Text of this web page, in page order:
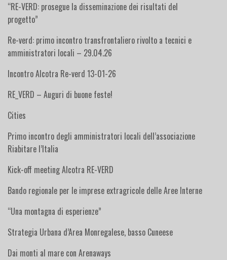
“RE-VERD: prosegue la disseminazione dei risultati del
progetto”
Re-verd: primo incontro transfrontaliero rivolto a tecnici e
amministratori locali – 29.04.26
Incontro Alcotra Re-verd 13-01-26
RE_VERD – Auguri di buone feste!
Cities
Primo incontro degli amministratori locali dell’associazione
Riabitare l’Italia
Kick-off meeting Alcotra RE-VERD
Bando regionale per le imprese extragricole delle Aree Interne
“Una montagna di esperienze”
Strategia Urbana d’Area Monregalese, basso Cuneese
Dai monti al mare con Arenaways